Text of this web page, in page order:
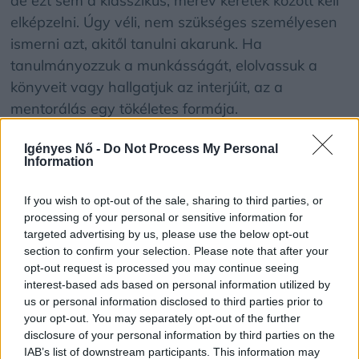
Igényes Nő - Do Not Process My Personal
Information
If you wish to opt-out of the sale, sharing to third parties, or
processing of your personal or sensitive information for
targeted advertising by us, please use the below opt-out
section to confirm your selection. Please note that after your
opt-out request is processed you may continue seeing
interest-based ads based on personal information utilized by
us or personal information disclosed to third parties prior to
your opt-out. You may separately opt-out of the further
disclosure of your personal information by third parties on the
IAB’s list of downstream participants. This information may
elképzelni. Úgy véli, nem szükséges személyesen
ismerni azt, akitől tanulni akarunk. Ha
tanulmányozzuk a munkásságát, elolvassuk a
könyveit vagy hallgatjuk az interjúit, az a
mentorálás egy tökéletes formája.
„Rendezőként imádom Martin Scorsese-t, pedig
nem vagyunk közeli kapcsolatban, mégis a
mentoromként tekintek rá mindazért, amit elért” –
hoz példát a saját életéből.
Találd fel magad! Ez többet
ér, mint a Harvard
A mentorok keresése és a problémák megoldása